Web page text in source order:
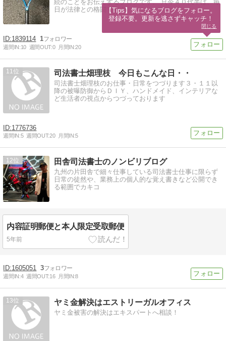
続のことをお伝えするブログです。 只今４０代半ば。毎
日が法律との格闘です！
1839114 1
週間IN:10 週間OUT:0 月間IN:20
11 司法書士畑理枝 今日もこんな日・・
司法書士畑理枝のお仕事・日常をつづります３・１１以
降の被曝防御からＤＩＹ、ハンドメイド、インテリアな
ど生活者の視点からつづっております
1776736
週間IN:5 週間OUT:20 月間IN:5
12 田舎司法書士のノンビリブログ
九州の片田舎で細々仕事している司法書士仕事に限らず
日常の徒然や、業務上の個人的な覚え書きなど公開でき
る範囲でカキコ
内容証明郵便と本人限定受取郵便
5年前
1605051 3
週間IN:4 週間OUT:16 月間IN:8
13 ヤミ金解決はエストリーガルオフィス
ヤミ金被害の解決はエキスパートへ相談！
【Tips】気になるブログをフォロー。
登録不要。更新を逃さずキャッチ！
閉じる